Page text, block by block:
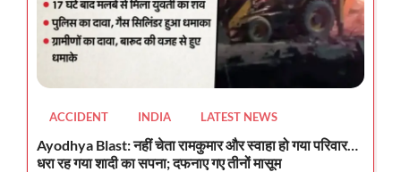
ACCIDENT INDIA LATEST NEWS
Ayodhya Blast: नहीं चेता रामकुमार और स्वाहा हो गया परिवार…
धरा रह गया शादी का सपना; दफनाए गए तीनों मासूम